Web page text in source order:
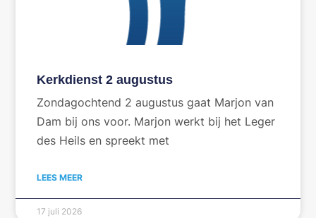
Kerkdienst 2 augustus
Zondagochtend 2 augustus gaat Marjon van
Dam bij ons voor. Marjon werkt bij het Leger
des Heils en spreekt met
LEES MEER
17 juli 2026